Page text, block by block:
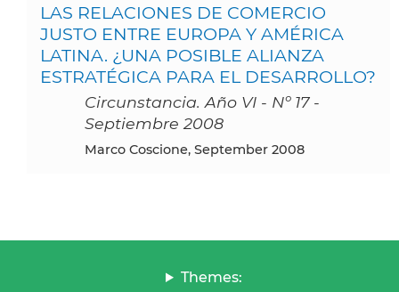
LAS RELACIONES DE COMERCIO
JUSTO ENTRE EUROPA Y AMÉRICA
LATINA. ¿UNA POSIBLE ALIANZA
ESTRATÉGICA PARA EL DESARROLLO?
Circunstancia. Año VI - Nº 17 -
Septiembre 2008
Marco Coscione, September 2008
Themes: